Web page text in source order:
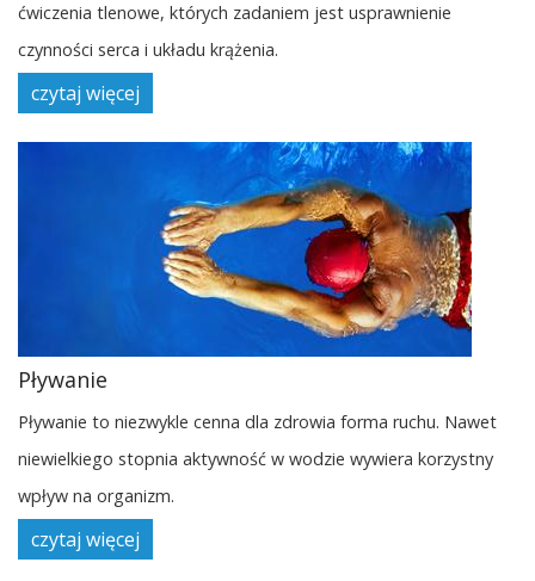
ćwiczenia tlenowe, których zadaniem jest usprawnienie
czynności serca i układu krążenia.
czytaj więcej
Pływanie
Pływanie to niezwykle cenna dla zdrowia forma ruchu. Nawet
niewielkiego stopnia aktywność w wodzie wywiera korzystny
wpływ na organizm.
czytaj więcej